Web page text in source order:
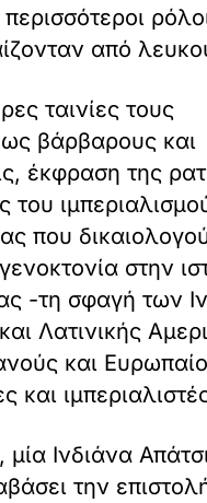
από
ταινίες τους
ως βάρβαρους και
έκφραση της
που
στην
-τη σφαγή των
Λατινικής
και
και
Ινδιάνα
την